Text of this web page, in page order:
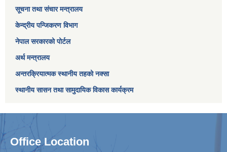
सूचना तथा संचार मन्त्रालय
केन्द्रीय पन्जिकरण विभाग
नेपाल सरकारको पोर्टल
अर्थ मन्त्रालय
अन्तरक्रियात्मक स्थानीय तहको नक्सा
स्थानीय सासन तथा सामुदायिक विकास कार्यक्रम
Office Location